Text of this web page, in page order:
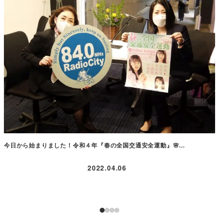
今日から始まりました！令和４年『春の全国交通安全運動』🌸…
2022.04.06